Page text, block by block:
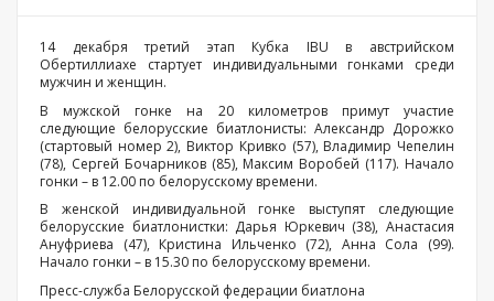
14 декабря третий этап Кубка IBU в австрийском
Обертиллиахе стартует индивидуальными гонками среди
мужчин и женщин.
В мужской гонке на 20 километров примут участие
следующие белорусские биатлонисты: Александр Дорожко
(стартовый номер 2), Виктор Кривко (57), Владимир Чепелин
(78), Сергей Бочарников (85), Максим Воробей (117). Начало
гонки – в 12.00 по белорусскому времени.
В женской индивидуальной гонке выступят следующие
белорусские биатлонистки: Дарья Юркевич (38), Анастасия
Ануфриева (47), Кристина Ильченко (72), Анна Сола (99).
Начало гонки – в 15.30 по белорусскому времени.
Пресс-служба Белорусской федерации биатлона